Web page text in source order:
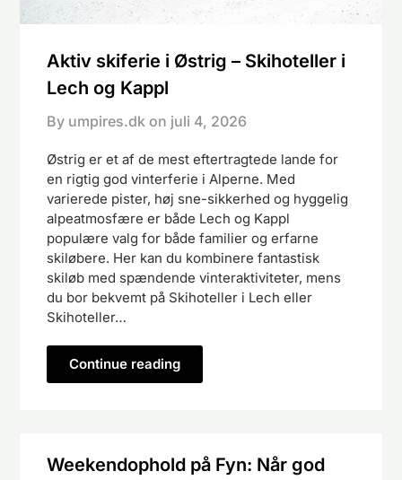
Aktiv skiferie i Østrig – Skihoteller i
Lech og Kappl
By umpires.dk on juli 4, 2026
Østrig er et af de mest eftertragtede lande for
en rigtig god vinterferie i Alperne. Med
varierede pister, høj sne-sikkerhed og hyggelig
alpeatmosfære er både Lech og Kappl
populære valg for både familier og erfarne
skiløbere. Her kan du kombinere fantastisk
skiløb med spændende vinteraktiviteter, mens
du bor bekvemt på Skihoteller i Lech eller
Skihoteller…
Continue reading
Weekendophold på Fyn: Når god